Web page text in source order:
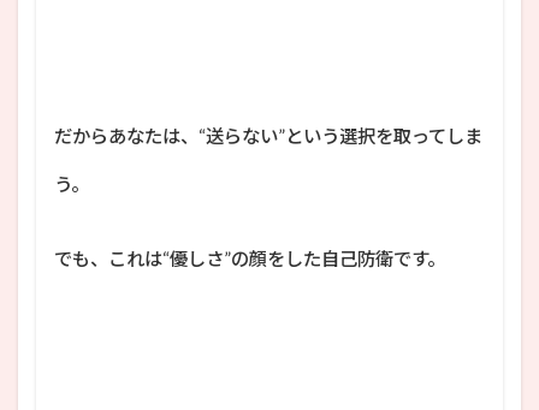
だからあなたは、“送らない”という選択を取ってしま
う。
でも、これは“優しさ”の顔をした自己防衛です。